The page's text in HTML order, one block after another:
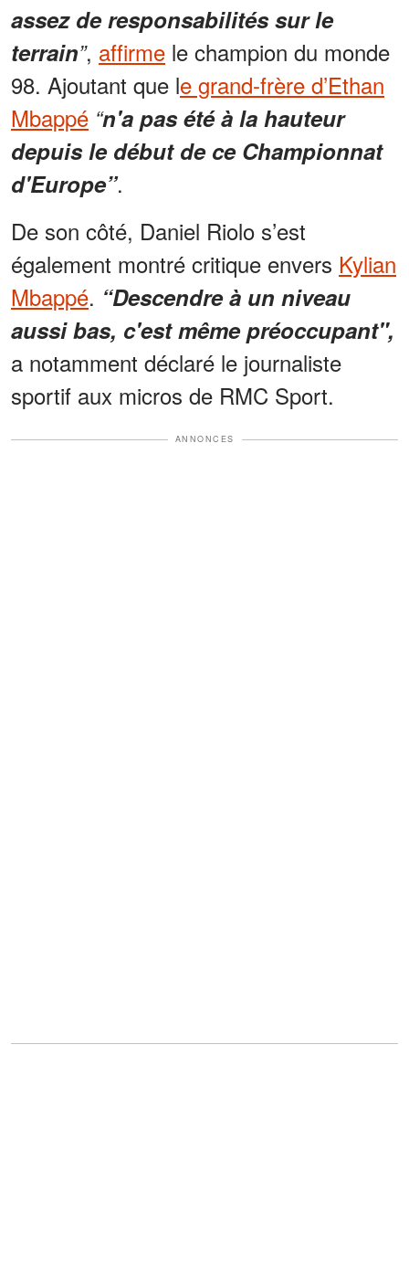
assez de responsabilités sur le
terrain”, affirme le champion du monde
98. Ajoutant que le grand-frère d’Ethan
Mbappé “n'a pas été à la hauteur
depuis le début de ce Championnat
d'Europe”.
De son côté, Daniel Riolo s’est
également montré critique envers Kylian
Mbappé. “Descendre à un niveau
aussi bas, c'est même préoccupant",
a notamment déclaré le journaliste
sportif aux micros de RMC Sport.
ANNONCES